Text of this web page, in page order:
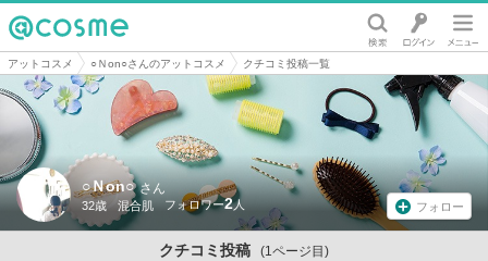
@cosme
アットコスメ ○Ｎon○さんのアットコスメ クチコミ投稿一覧
○Ｎon○ さん
32歳 混合肌 2 フォロー
クチコミ投稿 (1ページ目)